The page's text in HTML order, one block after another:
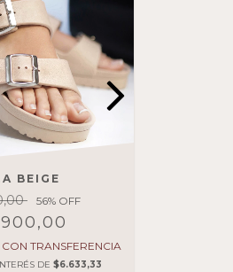
BEIGE
56% OFF
CON TRANSFERENCIA
DE $6.633,33